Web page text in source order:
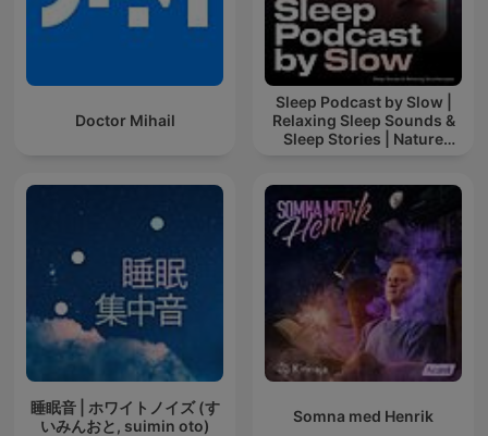
Doctor Mihail
Sleep Podcast by Slow |
Relaxing Sleep Sounds &
Sleep Stories | Nature
睡眠音 | ホワイトノイズ (す
いみんおと, suimin oto)
Somna med Henrik